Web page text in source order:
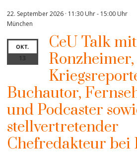
22. September 2026 · 11:30 Uhr- 15:00 Uhr
München
OKT.
13
CeU Talk
Buchautor,
und Podcaster
stellvertretender
Chefredakteur bei